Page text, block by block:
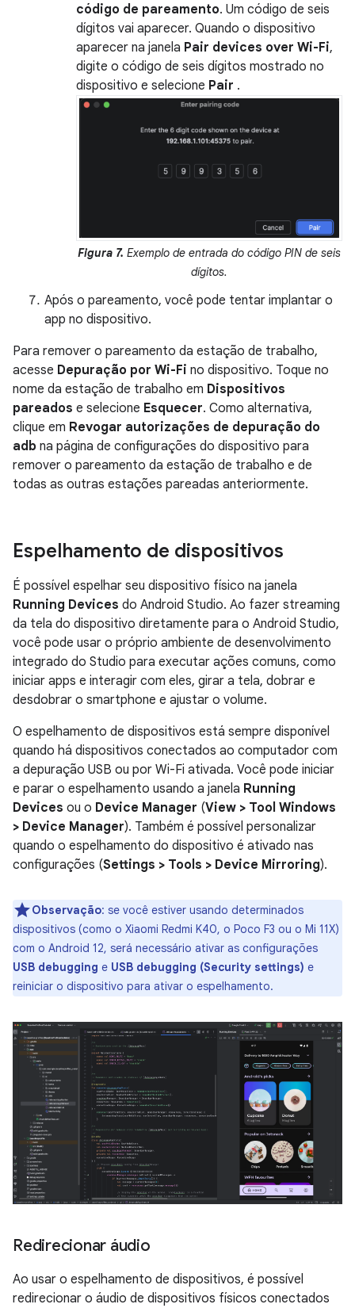
código de pareamento. Um código de seis
dígitos vai aparecer. Quando o dispositivo
aparecer na janela Pair devices over Wi-Fi,
digite o código de seis dígitos mostrado no
dispositivo e selecione Pair .
Figura 7. Exemplo de entrada do código PIN de seis
dígitos.
Após o pareamento, você pode tentar implantar o
app no dispositivo.
Para remover o pareamento da estação de trabalho,
acesse Depuração por Wi-Fi no dispositivo. Toque no
nome da estação de trabalho em Dispositivos
pareados e selecione Esquecer. Como alternativa,
clique em Revogar autorizações de depuração do
adb na página de configurações do dispositivo para
remover o pareamento da estação de trabalho e de
todas as outras estações pareadas anteriormente.
Espelhamento de dispositivos
É possível espelhar seu dispositivo físico na janela
Running Devices do Android Studio. Ao fazer streaming
da tela do dispositivo diretamente para o Android Studio,
você pode usar o próprio ambiente de desenvolvimento
integrado do Studio para executar ações comuns, como
iniciar apps e interagir com eles, girar a tela, dobrar e
desdobrar o smartphone e ajustar o volume.
O espelhamento de dispositivos está sempre disponível
quando há dispositivos conectados ao computador com
a depuração USB ou por Wi-Fi ativada. Você pode iniciar
e parar o espelhamento usando a janela Running
Devices ou o Device Manager (View > Tool Windows
> Device Manager). Também é possível personalizar
quando o espelhamento do dispositivo é ativado nas
configurações (Settings > Tools > Device Mirroring).
Observação: se você estiver usando determinados
dispositivos (como o Xiaomi Redmi K40, o Poco F3 ou o Mi 11X)
com o Android 12, será necessário ativar as configurações
USB debugging e USB debugging (Security settings) e
reiniciar o dispositivo para ativar o espelhamento.
Redirecionar áudio
Ao usar o espelhamento de dispositivos, é possível
redirecionar o áudio de dispositivos físicos conectados